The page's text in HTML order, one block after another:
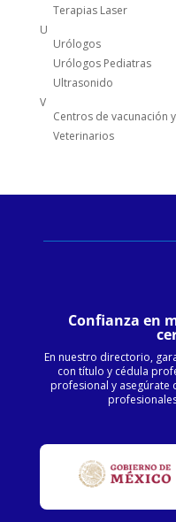
Terapias Laser
U
Urólogos
Urólogos Pediatras
Ultrasonido
V
Centros de vacunación
Veterinarios
Confianza en
En nuestro directorio,
con título y cédula
profesional y asegúrate